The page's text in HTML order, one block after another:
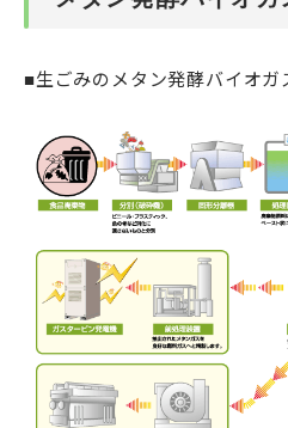
■生ごみのメタン発酵バイオガ